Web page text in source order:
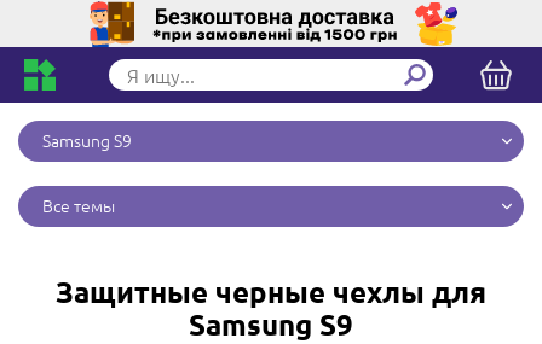
Samsung S9
Все темы
Защитные черные чехлы для
Samsung S9